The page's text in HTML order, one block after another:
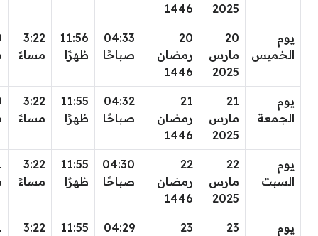
2025
1446
يوم
الخميس
20
مارس
2025
20
رمضان
1446
04:33
صباحًا
11:56
ظهرًا
3:22
مساءً
يوم
الجمعة
21
مارس
2025
21
رمضان
1446
04:32
صباحًا
11:55
ظهرًا
3:22
مساءً
يوم
السبت
22
مارس
2025
22
رمضان
1446
04:30
صباحًا
11:55
ظهرًا
3:22
مساءً
يوم
23
23
04:29
11:55
3:22